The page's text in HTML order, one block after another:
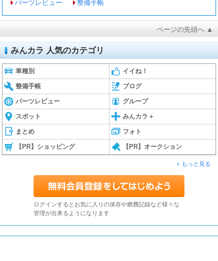
パーツレビュー 整備手帳
ページの先頭へ ▲
みんカラ 人気のカテゴリ
車種別 イイね！
整備手帳 ブログ
パーツレビュー グループ
スポット みんカラ＋
まとめ フォト
【PR】ショッピング 【PR】オークション
もっと見る
ログインするとお気に入りの保存や燃費記録など様々な
管理が出来るようになります